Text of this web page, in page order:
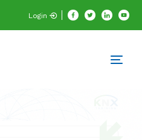
Login